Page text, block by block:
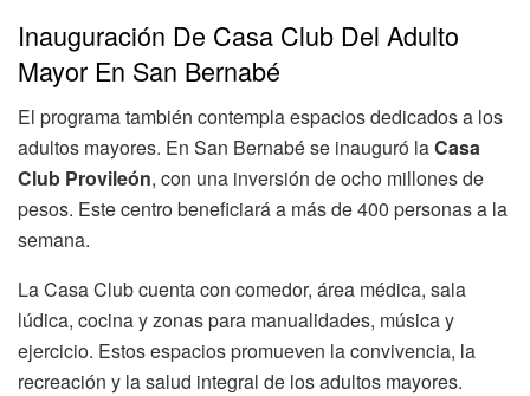
Inauguración De Casa Club Del Adulto
Mayor En San Bernabé
El programa también contempla espacios dedicados a los
adultos mayores. En San Bernabé se inauguró laCasa
Club Provileón, con una inversión de ocho millones de
pesos. Este centro beneficiará a más de 400 personas a la
semana.
La Casa Club cuenta con comedor, área médica, sala
lúdica, cocina y zonas para manualidades, música y
ejercicio. Estos espacios promueven la convivencia, la
recreación y la salud integral de los adultos mayores.